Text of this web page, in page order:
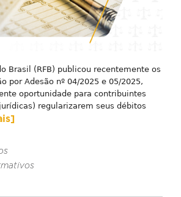
Brasil (RFB) publicou recentemente os
por Adesão nº 04/2025 e 05/2025,
oportunidade para contribuintes
regularizarem seus débitos